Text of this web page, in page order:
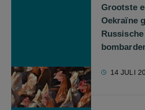
Grootste
Oekraïne
Russische
14 JULI